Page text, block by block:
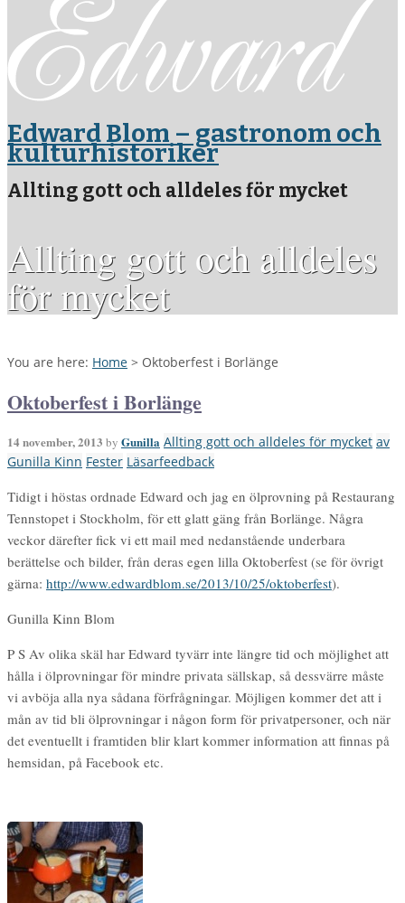
Edward Blom – gastronom och
kulturhistoriker
Allting gott och alldeles för mycket
Allting gott och alldeles
för mycket
You are here: Home > Oktoberfest i Borlänge
Oktoberfest i Borlänge
14 november, 2013 by Gunilla Allting gott och alldeles för mycket av
Gunilla Kinn Fester Läsarfeedback
Tidigt i höstas ordnade Edward och jag en ölprovning på Restaurang
Tennstopet i Stockholm, för ett glatt gäng från Borlänge. Några
veckor därefter fick vi ett mail med nedanstående underbara
berättelse och bilder, från deras egen lilla Oktoberfest (se för övrigt
gärna: http://www.edwardblom.se/2013/10/25/oktoberfest).
Gunilla Kinn Blom
P S Av olika skäl har Edward tyvärr inte längre tid och möjlighet att
hålla i ölprovningar för mindre privata sällskap, så dessvärre måste
vi avböja alla nya sådana förfrågningar. Möjligen kommer det att i
mån av tid bli ölprovningar i någon form för privatpersoner, och när
det eventuellt i framtiden blir klart kommer information att finnas på
hemsidan, på Facebook etc.